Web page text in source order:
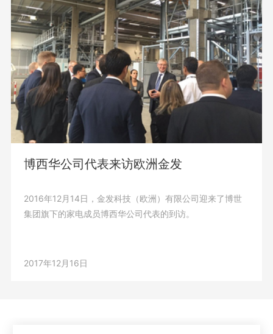
博西华公司代表来访欧洲金发
2016年12月14日，金发科技（欧洲）有限公司迎来了博世
集团旗下的家电成员博西华公司代表的到访。
2017年12月16日